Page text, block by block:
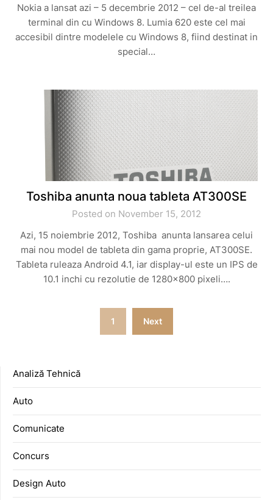
Nokia a lansat azi – 5 decembrie 2012 – cel de-al treilea
terminal din cu Windows 8. Lumia 620 este cel mai
accesibil dintre modelele cu Windows 8, fiind destinat in
special…
Toshiba anunta noua tableta AT300SE
Posted on November 15, 2012
Azi, 15 noiembrie 2012, Toshiba anunta lansarea celui
mai nou model de tableta din gama proprie, AT300SE.
Tableta ruleaza Android 4.1, iar display-ul este un IPS de
10.1 inchi cu rezolutie de 1280×800 pixeli….
1 Next
Analiză Tehnică
Auto
Comunicate
Concurs
Design Auto